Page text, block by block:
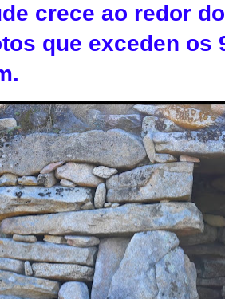
crece ao redor
que exceden os